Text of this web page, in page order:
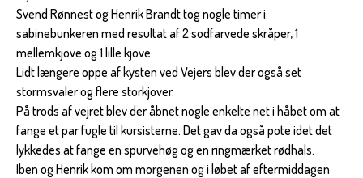
Svend Rønnest og Henrik Brandt tog nogle timer i
sabinebunkeren med resultat af 2 sodfarvede skråper, 1
mellemkjove og 1 lille kjove.
Lidt længere oppe af kysten ved Vejers blev der også set
stormsvaler og flere storkjover.
På trods af vejret blev der åbnet nogle enkelte net i håbet om at
fange et par fugle til kursisterne. Det gav da også pote idet det
lykkedes at fange en spurvehøg og en ringmærket rødhals.
Iben og Henrik kom om morgenen og i løbet af eftermiddagen